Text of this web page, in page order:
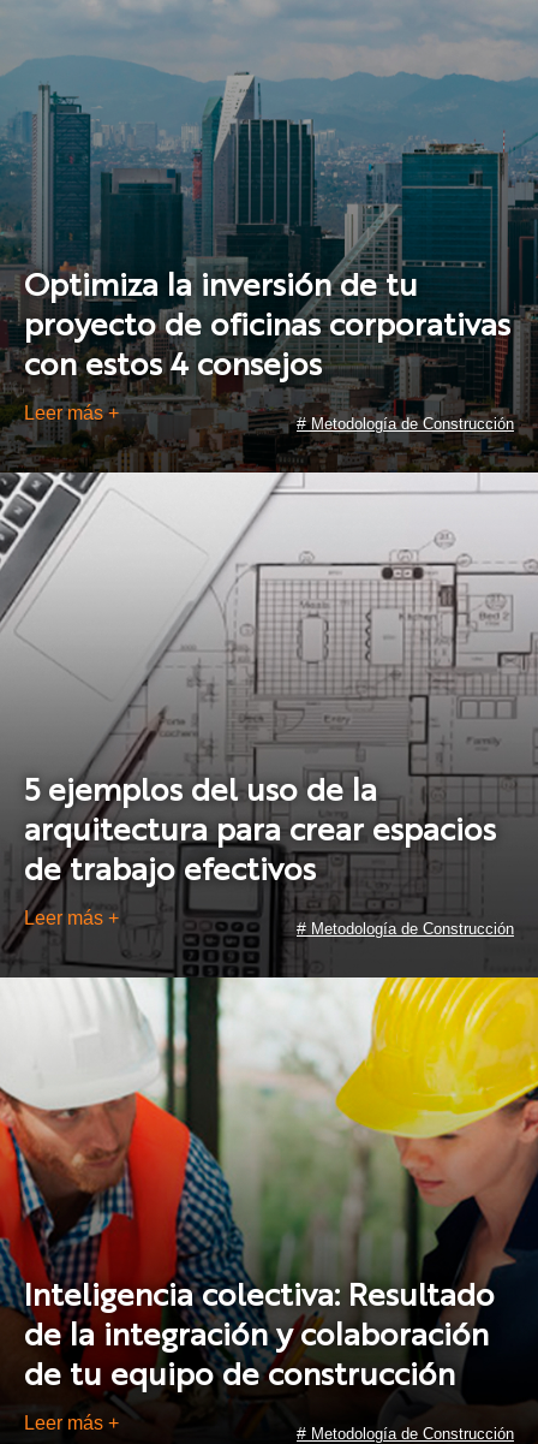
Optimiza la inversión de tu
proyecto de oficinas corporativas
con estos 4 consejos
Leer más + # Metodología de Construcción
5 ejemplos del uso de la
arquitectura para crear espacios
de trabajo efectivos
Leer más + # Metodología de Construcción
Inteligencia colectiva: Resultado
de la integración y colaboración
de tu equipo de construcción
Leer más + # Metodología de Construcción